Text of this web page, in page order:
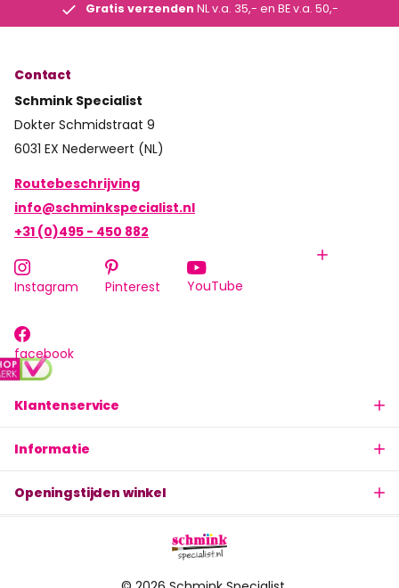
Gratis verzenden NL v.a. 35,- en BE v.a. 50,-
Klantenservice
Informatie
Openingstijden winkel
Contact
Schmink Specialist
Dokter Schmidstraat 9
6031 EX Nederweert (NL)
Routebeschrijving
info@schminkspecialist.nl
+31 (0)495 - 450 882
Instagram Pinterest YouTube
facebook